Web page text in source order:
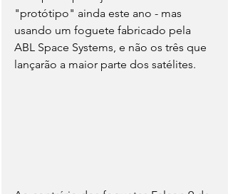
"protótipo" ainda este ano - mas
usando um foguete fabricado pela
ABL Space Systems, e não os três que
lançarão a maior parte dos satélites.